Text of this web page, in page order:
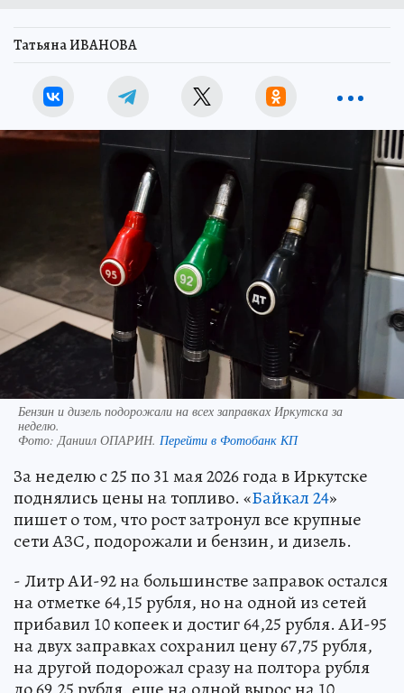
Татьяна ИВАНОВА
Бензин и дизель подорожали на всех заправках Иркутска за
неделю.
Фото: Даниил ОПАРИН. Перейти в Фотобанк КП
За неделю с 25 по 31 мая 2026 года в Иркутске
поднялись цены на топливо. «Байкал 24»
пишет о том, что рост затронул все крупные
сети АЗС, подорожали и бензин, и дизель.
- Литр АИ-92 на большинстве заправок остался
на отметке 64,15 рубля, но на одной из сетей
прибавил 10 копеек и достиг 64,25 рубля. АИ-95
на двух заправках сохранил цену 67,75 рубля,
на другой подорожал сразу на полтора рубля